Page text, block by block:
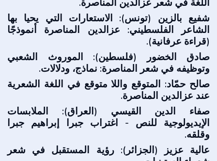
اللغة في شعر عزالدين المناصرة.
شفيع بالزين (تونس): الاستعارات التي يحيا بها
الشاعر الفلسطيني: عزالدين المناصرة أنموذجًا
(قراءة عرفانية).
صادق الخضور (فلسطين): الموروث الشعبي
وتوظيفه في شعر المناصرة: نماذج، ودلالات.
صالح حمّاد: المتوقع واللا متوقع في اللغة الشعرية
عند عزالدين المناصرة.
صفاء الدين القيسي (العراق): الملابسات
الإيديولوجية للنص - اغتراب جبرا إبراهيم جبرا
وقلقه.
عالية عزيز (الجزائر): رؤية المستقبل في شعر